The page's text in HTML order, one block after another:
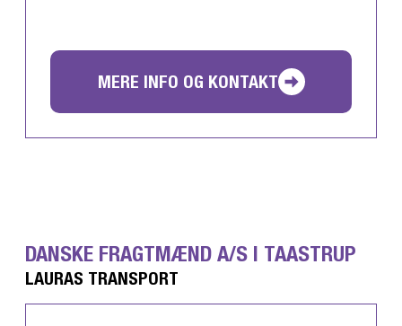
MERE INFO OG KONTAKT
DANSKE FRAGTMÆND A/S I TAASTRUP
LAURAS TRANSPORT